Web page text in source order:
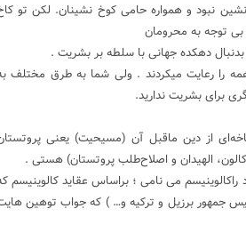
نبود و همواره حامی کوخ نشینان. لکن تو
توجه به محرومان
دهکده جهانی با سلطه بر بشریت .
را رعایت میکردند . ولی شما به طرق مختلف
برای بشریت ندارید.
از دین ماقبل آن (مسیحیت) یعنی
الهیدان و اصلاح‌طلب پروتستان) هستی .
می نامی ؛ براساس عقاید کالوینیسم
جمهور برزیل و ترکیه و… ) که جواب توهین